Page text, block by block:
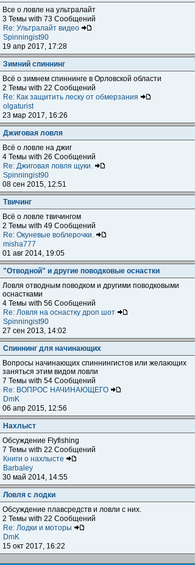
Все о ловле на ультралайт
3 Темы with 73 Сообщений
Re: Ультралайт видео
Spinningist90
19 апр 2017, 17:28
Зимний спиннинг
Всё о зимнем спиннинге в Орловской области
2 Темы with 22 Сообщений
Re: Как защитить леску от обмерзания
olgaturist
23 мар 2017, 16:26
Джиговая ловля
Всё о ловле на джиг
4 Темы with 26 Сообщений
Re: Джиговая ловля щуки.
Spinningist90
08 сен 2015, 12:51
Твичинг
Всё о ловле твичингом
2 Темы with 49 Сообщений
Re: Окуневые воблерочки.
misha777
01 авг 2014, 19:05
"Отводной" и другие поводковые оснастки
Ловля отводным поводком и другими поводковыми
оснастками
4 Темы with 56 Сообщений
Re: Ловля на оснастку дроп шот
Spinningist90
27 сен 2013, 14:02
Спиннинг для начинающих
Вопросы начинающих спиннингистов или желающих
заняться этим видом ловли
7 Темы with 54 Сообщений
Re: ВОПРОС НАЧИНАЮЩЕГО
DmK
06 апр 2015, 12:56
Нахлыст
Обсуждение Flyfishing
7 Темы with 22 Сообщений
Книги о нахлысте
Barbaley
30 май 2014, 14:55
Ловля с лодки
Обсуждение плавсредств и ловли с них.
2 Темы with 22 Сообщений
Re: Лодки и моторы
DmK
15 окт 2017, 16:22